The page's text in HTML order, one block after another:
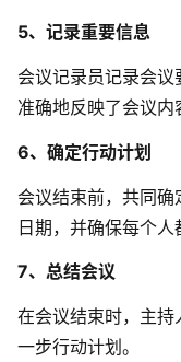
5、记录重要信息
会议记录员记录会
准确地反映了会议内
6、确定行动计划
会议结束前，共同
日期，并确保每个人
7、总结会议
在会议结束时，主
一步行动计划。